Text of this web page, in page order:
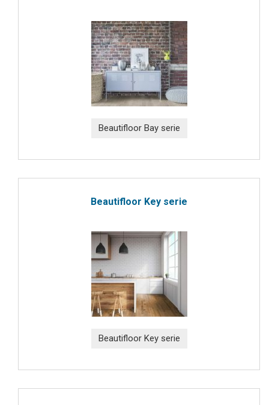
Beautifloor Bay serie
Beautifloor Key serie
Beautifloor Key serie